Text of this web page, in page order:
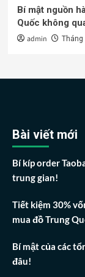
Bí mật nguồn
Quốc không
admin Tháng
Bài viết mới
Bí kíp order
trung gian!
Tiết kiệm 30%
mua đồ Trung
Bí mật của các
đâu!